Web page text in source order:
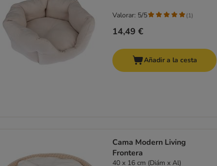
14,49 €
Valorar: 5/5 (1)
Añadir a la cesta
Cama Modern Living
Frontera
40 x 16 cm (Diám x Al)